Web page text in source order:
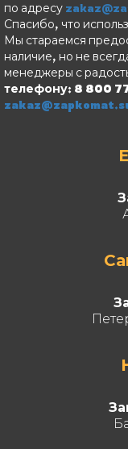
по адресу
Спасибо, что
Мы стараемся
наличие, но не
менеджеры с
телефону: 8 800